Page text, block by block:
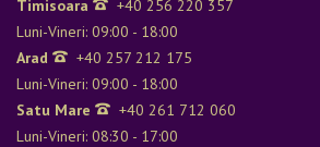
Timisoara
+40 256 220 357
Luni-Vineri: 09:00 - 18:00
Arad
+40 257 212 175
Luni-Vineri: 09:00 - 18:00
Satu Mare
+40 261 712 060
Luni-Vineri: 08:30 - 17:00